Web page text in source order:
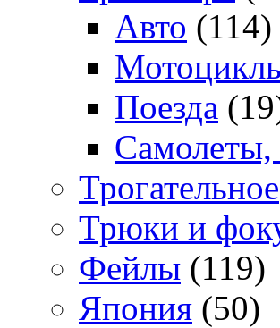
Авто (114)
Поезда
Самолеты,
Трогательное
Трюки и
Фейлы (119)
Япония (50)